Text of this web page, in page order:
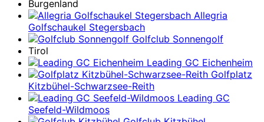
Burgenland
Allegria
Golfschaukel Stegersbach
Golfclub Sonnengolf
Tirol
Leading GC Eichenheim
Golfplatz
Kitzbühel-Schwarzsee-Reith
Leading GC
Seefeld-Wildmoos